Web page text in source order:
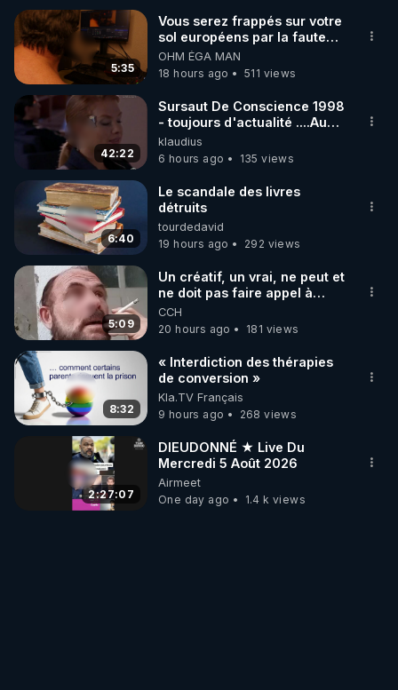
https://t.me/Salim_Laibi_LLP
👉 AMÉLIE PAUL
• Tous ses liens : http://ameliepaul.com
• Crowdbunker :
https://crowdbunker.com/@Amelie_Paul
• Facebook :
https://www.facebook.com/ameliepaulfanpage
• Odysee : https://odysee.com/@ameliepaul
• Rumble : https://rumble.com/user/ameliepaul
• Twitter : https://twitter.com/Amelie_Paul
• Youtube :
https://www.youtube.com/@AmeliePaulVerite
• Youtube :
https://www.youtube.com/@ChaineEntoutefranchis
e
• Telegram - canal d'info :
👉 Générique de fin
Francis Lalanne – Les gens comme nous (la gente
https://odysee.com/@francesoir:2/Francis_Lalanne
_-_Les_gens_comme_nous:5
5:35
Vous serez frappés sur votre
sol européens par la faute
des dirigeants qui s'en
mettent dans le nez
OHM ÉGA MAN
18 hours ago
511 views
42:22
Sursaut De Conscience 1998
- toujours d'actualité ....Au
Dela Du Réel
klaudius
6 hours ago
135 views
6:40
Le scandale des livres
détruits
tourdedavid
19 hours ago
292 views
5:09
Un créatif, un vrai, ne peut et
ne doit pas faire appel à
l'intelligence artificielle
CCH
20 hours ago
181 views
8:32
« Interdiction des thérapies
de conversion »
Kla.TV Français
9 hours ago
268 views
2:27:07
DIEUDONNÉ ★ Live Du
Mercredi 5 Août 2026
Airmeet
One day ago
1.4 k views